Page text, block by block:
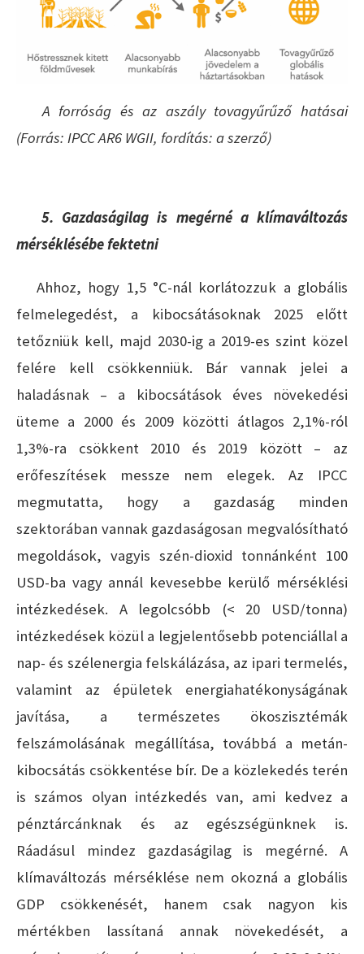
A forróság és az aszály tovagyűrűző hatásai
(Forrás: IPCC AR6 WGII, fordítás: a szerző)
5. Gazdaságilag is megérné a klímaváltozás
mérséklésébe fektetni
Ahhoz, hogy 1,5 °C-nál korlátozzuk a globális
felmelegedést, a kibocsátásoknak 2025 előtt
tetőzniük kell, majd 2030-ig a 2019-es szint közel
felére kell csökkenniük. Bár vannak jelei a
haladásnak – a kibocsátások éves növekedési
üteme a 2000 és 2009 közötti átlagos 2,1%-ról
1,3%-ra csökkent 2010 és 2019 között – az
erőfeszítések messze nem elegek. Az IPCC
megmutatta, hogy a gazdaság minden
szektorában vannak gazdaságosan megvalósítható
megoldások, vagyis szén-dioxid tonnánként 100
USD-ba vagy annál kevesebbe kerülő mérséklési
intézkedések. A legolcsóbb (< 20 USD/tonna)
intézkedések közül a legjelentősebb potenciállal a
nap- és szélenergia felskálázása, az ipari termelés,
valamint az épületek energiahatékonyságának
javítása, a természetes ökoszisztémák
felszámolásának megállítása, továbbá a metán-
kibocsátás csökkentése bír. De a közlekedés terén
is számos olyan intézkedés van, ami kedvez a
pénztárcánknak és az egészségünknek is.
Ráadásul mindez gazdaságilag is megérné. A
klímaváltozás mérséklése nem okozná a globális
GDP csökkenését, hanem csak nagyon kis
mértékben lassítaná annak növekedését, a